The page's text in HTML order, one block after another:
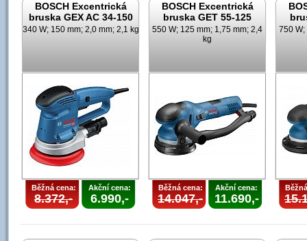
BOSCH Excentrická
bruska GEX AC 34-150
340 W; 150 mm; 2,0 mm; 2,1 kg
Běžná cena:
8.372,-
Akční cena:
6.990,-
BOSCH Excentrická
bruska GET 55-125
550 W; 125 mm; 1,75 mm; 2,4
kg
Běžná cena:
14.047,-
Akční cena:
11.690,-
750 W;